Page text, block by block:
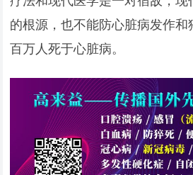
的根源，也不能防心脏病发作
百万人死于心脏病。